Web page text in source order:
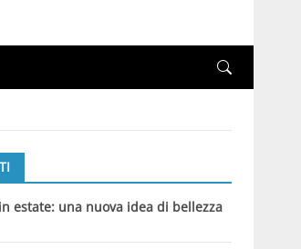
estate: una nuova idea di bellezza